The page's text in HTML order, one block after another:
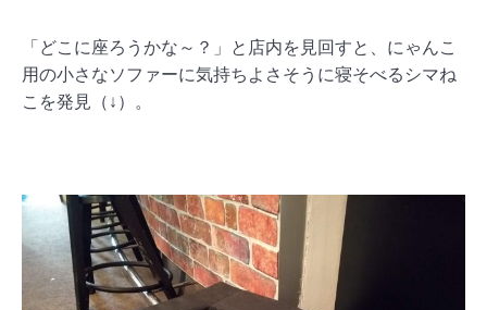
「どこに座ろうかな～？」と店内を見回すと、にゃんこ
用の小さなソファーに気持ちよさそうに寝そべるシマね
こを発見（↓）。